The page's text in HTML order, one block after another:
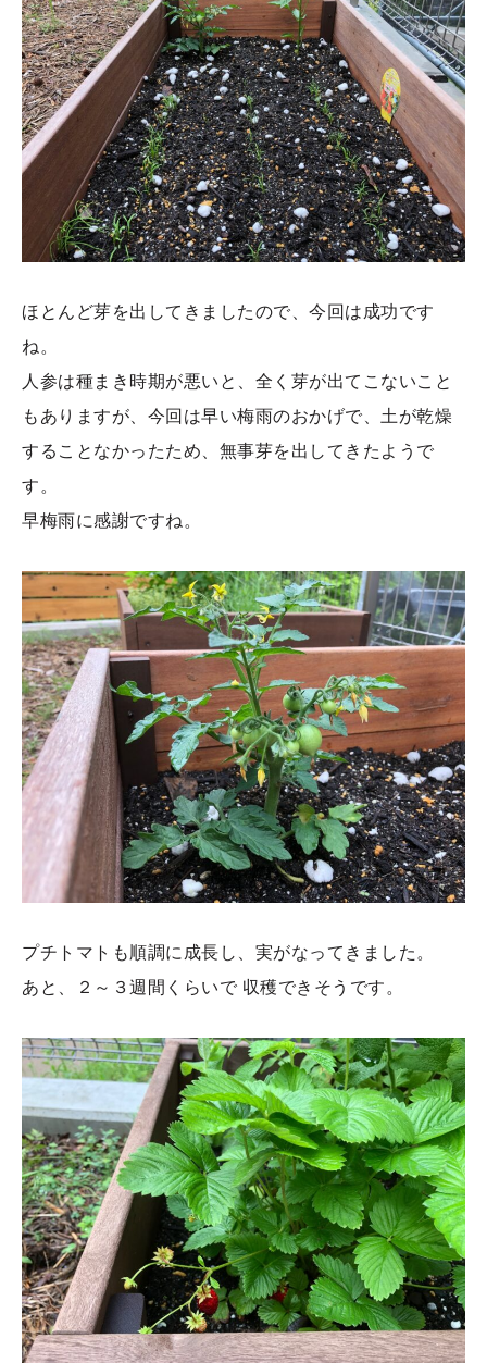
ほとんど芽を出してきましたので、今回は成功です
ね。
人参は種まき時期が悪いと、全く芽が出てこないこと
もありますが、今回は早い梅雨のおかげで、土が乾燥
することなかったため、無事芽を出してきたようで
す。
早梅雨に感謝ですね。
プチトマトも順調に成長し、実がなってきました。
あと、２～３週間くらいで 収穫できそうです。